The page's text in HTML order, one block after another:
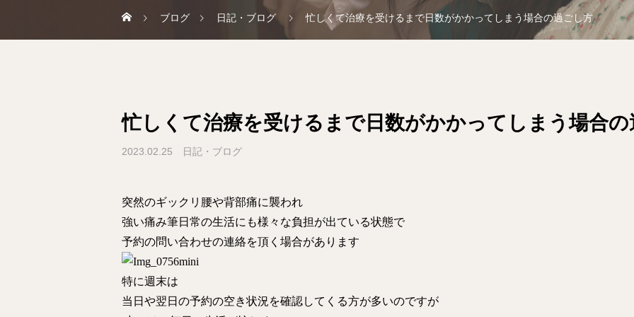
ブログ 日記・ブログ 忙しくて治療を受けるまで日数がかかってしまう場合の過ごし方
忙しくて治療を受けるまで日数がかかってしまう場合
2023.02.25 日記・ブログ
突然のギックリ腰や背部痛に襲われ
強い痛み筆日常の生活にも様々な負担が出ている状態で
予約の問い合わせの連絡を頂く場合があります
特に週末は
当日や翌日の予約の空き状況を確認してくる方が多いのですが